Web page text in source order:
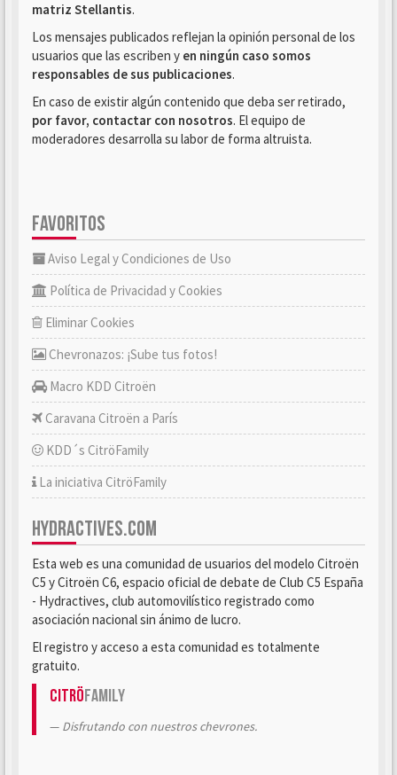
matriz Stellantis.
Los mensajes publicados reflejan la opinión personal de los
usuarios que las escriben y en ningún caso somos
responsables de sus publicaciones.
En caso de existir algún contenido que deba ser retirado,
por favor, contactar con nosotros. El equipo de
moderadores desarrolla su labor de forma altruista.
FAVORITOS
Aviso Legal y Condiciones de Uso
Política de Privacidad y Cookies
Eliminar Cookies
Chevronazos: ¡Sube tus fotos!
Macro KDD Citroën
Caravana Citroën a París
KDD´s CitröFamily
La iniciativa CitröFamily
HYDRACTIVES.COM
Esta web es una comunidad de usuarios del modelo Citroën
C5 y Citroën C6, espacio oficial de debate de Club C5 España
- Hydractives, club automovilístico registrado como
asociación nacional sin ánimo de lucro.
El registro y acceso a esta comunidad es totalmente
gratuito.
CitröFamily
Disfrutando con nuestros chevrones.